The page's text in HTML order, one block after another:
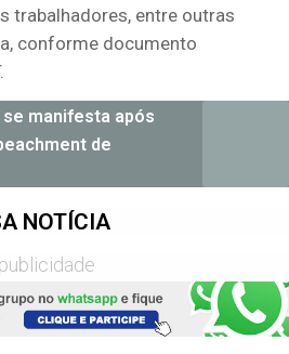
trabalhadores, entre outras
conforme documento
se manifesta após
de
NOTÍCIA
publicidade